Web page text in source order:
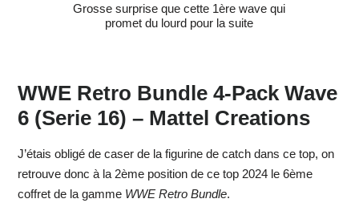
Grosse surprise que cette 1ère wave qui
promet du lourd pour la suite
WWE Retro Bundle 4-Pack Wave
6 (Serie 16) – Mattel Creations
J’étais obligé de caser de la figurine de catch dans ce top, on
retrouve donc à la 2ème position de ce top 2024 le 6ème
coffret de la gamme WWE Retro Bundle.